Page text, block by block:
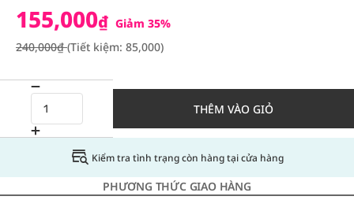
155,000₫ Giảm 35%
240,000₫(Tiết kiệm: 85,000)
THÊM VÀO GIỎ
Kiểm tra tình trạng còn hàng tại cửa hàng
PHƯƠNG THỨC GIAO HÀNG